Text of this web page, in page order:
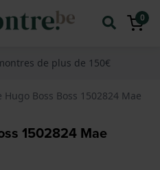
0
de plus de 150€
Hugo Boss Boss 1502824 Mae
1502824 Mae